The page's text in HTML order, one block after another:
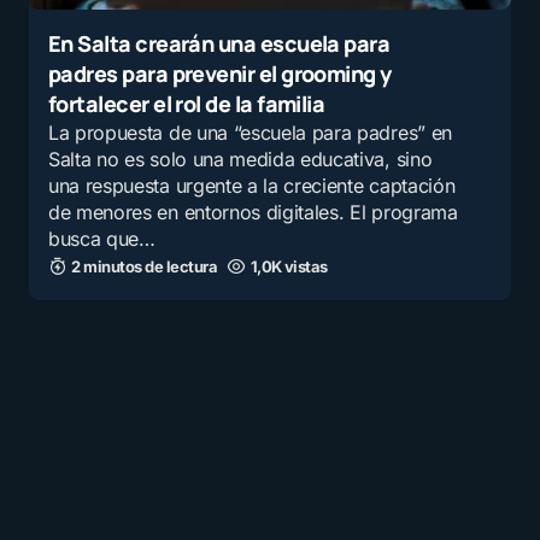
En Salta crearán una escuela para
padres para prevenir el grooming y
fortalecer el rol de la familia
La propuesta de una “escuela para padres” en
Salta no es solo una medida educativa, sino
una respuesta urgente a la creciente captación
de menores en entornos digitales. El programa
busca que…
2 minutos de lectura 1,0K vistas